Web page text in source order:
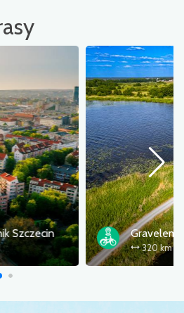
Zalewu Szczecińskiego